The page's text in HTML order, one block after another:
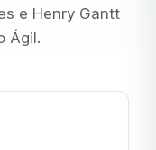
e Henry Gantt
Ágil.